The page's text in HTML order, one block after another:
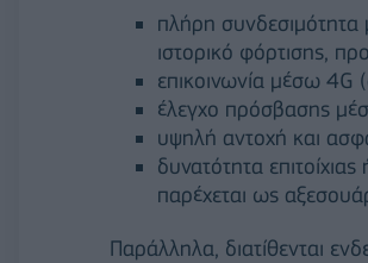
πλήρη
ιστορικό φόρτισης,
επικοινωνία μέσω 4G
έλεγχο πρόσβασης
υψηλή αντοχή και
δυνατότητα
παρέχεται ως
Παράλληλα, διατίθενται